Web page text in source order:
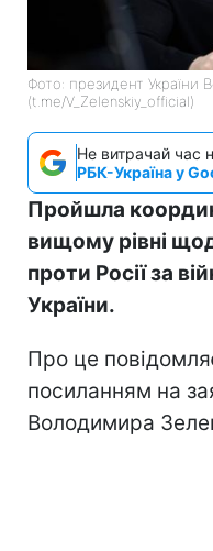
Фото: президент України
(t.me/V_Zelenskiy_official)
Не витрачай час
РБК-Україна у
Пройшла
вищому рівні
проти Росії за
України.
Про це
посиланням на
Володимира